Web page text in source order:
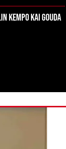
Kempo Kai Gouda